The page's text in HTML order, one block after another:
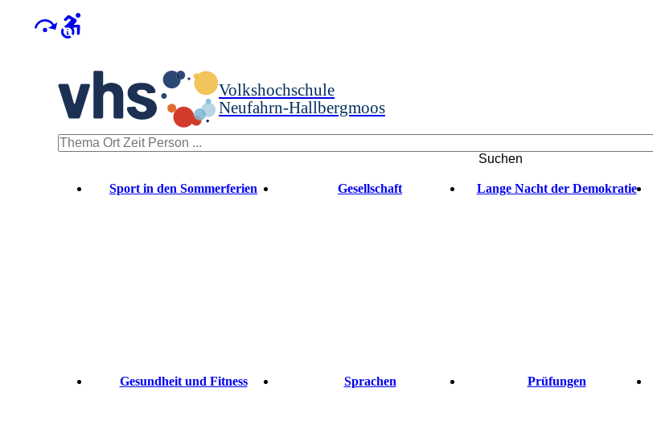
Volkshochschule
Neufahrn-Hallbergmoos
Suchen
Sport in den Sommerferien Gesellschaft Lange Nacht der Demokratie
Gesundheit und Fitness Sprachen Prüfungen